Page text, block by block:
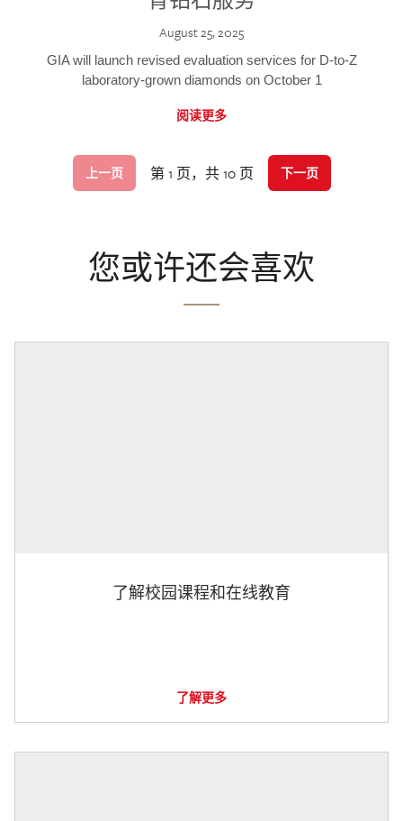
August 25, 2025
GIA will launch revised evaluation services for D-to-Z
laboratory-grown diamonds on October 1
阅读更多
上一页 第 1 页，共 10 页 下一页
您或许还会喜欢
了解校园课程和在线教育
了解更多